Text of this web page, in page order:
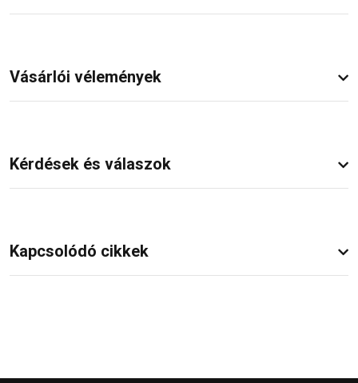
Vásárlói vélemények
Kérdések és válaszok
Kapcsolódó cikkek